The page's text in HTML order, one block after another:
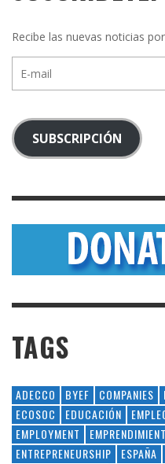
Recibe las nuevas noticias
mail
SUBSCRIPCIÓN
TAGS
ADECCO BYEF COMPANIES
ECOSOC
EDUCACIÓN
EMPLOYMENT
ENTREPRENEURSHIP
ESPAÑA